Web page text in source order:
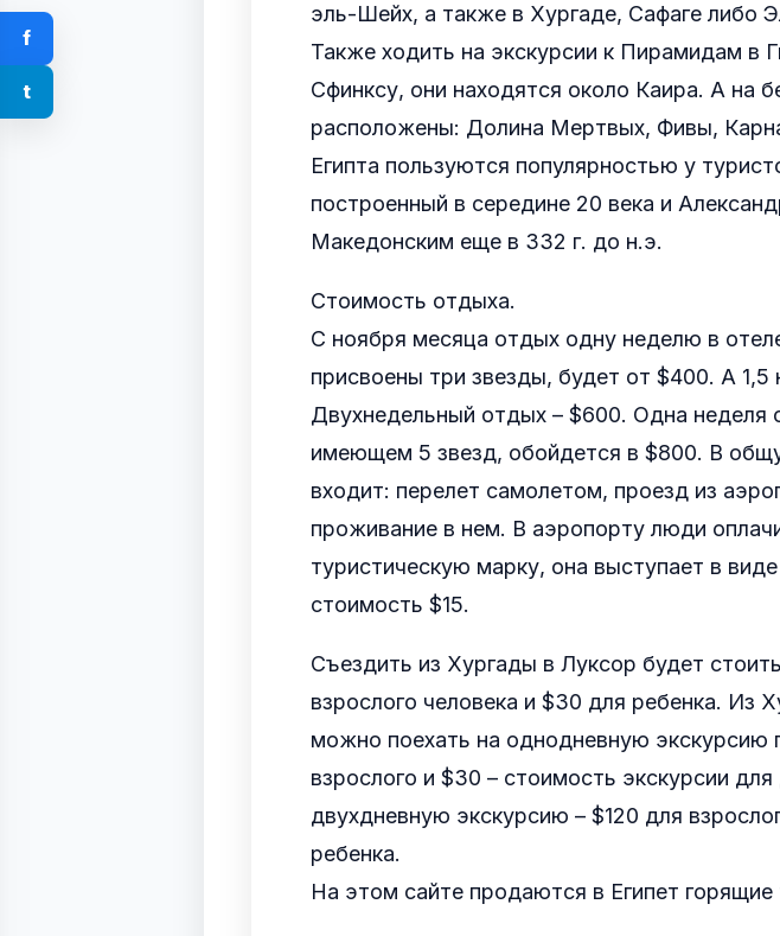
эль-Шейх, а также в Хургаде, Сафаге либо
Также ходить на экскурсии к Пирамидам в
Сфинксу, они находятся около Каира. А на
расположены: Долина Мертвых, Фивы,
Египта пользуются популярностью у
построенный в середине 20 века и
Македонским еще в 332 г. до н.э.
Стоимость отдыха.
С ноября месяца отдых одну неделю в
присвоены три звезды, будет от $400. А 1,5
Двухнедельный отдых – $600. Одна неделя
имеющем 5 звезд, обойдется в $800. В
входит: перелет самолетом, проезд из
проживание в нем. В аэропорту люди
туристическую марку, она выступает в
стоимость $15.
Съездить из Хургады в Луксор будет
взрослого человека и $30 для ребенка. Из
можно поехать на однодневную экскурсию
взрослого и $30 – стоимость экскурсии
двухдневную экскурсию – $120 для
ребенка.
На этом сайте продаются в Египет горящие
f
t